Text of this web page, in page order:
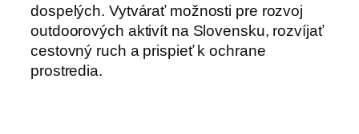
dospelých. Vytvárať možnosti pre rozvoj
outdoorových aktivít na Slovensku, rozvíjať
cestovný ruch a prispieť k ochrane
prostredia.